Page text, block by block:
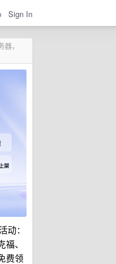
Sign In
，
动：
、
费领